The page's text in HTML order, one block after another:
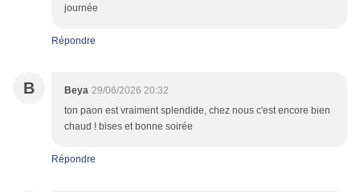
journée
Répondre
B Beya 29/06/2026 20:32
ton paon est vraiment splendide, chez nous c'est encore bien
chaud ! bises et bonne soirée
Répondre